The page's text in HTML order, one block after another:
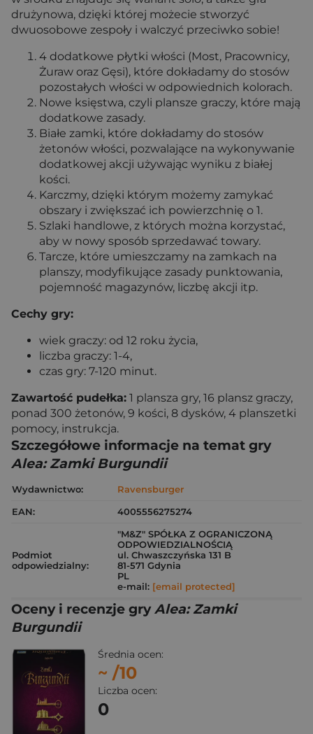
drużynowa, dzięki której możecie stworzyć
dwuosobowe zespoły i walczyć przeciwko sobie!
4 dodatkowe płytki włości (Most, Pracownicy,
Żuraw oraz Gęsi), które dokładamy do stosów
pozostałych włości w odpowiednich kolorach.
Nowe księstwa, czyli plansze graczy, które mają
dodatkowe zasady.
Białe zamki, które dokładamy do stosów
żetonów włości, pozwalające na wykonywanie
dodatkowej akcji używając wyniku z białej
kości.
Karczmy, dzięki którym możemy zamykać
obszary i zwiększać ich powierzchnię o 1.
Szlaki handlowe, z których można korzystać,
aby w nowy sposób sprzedawać towary.
Tarcze, które umieszczamy na zamkach na
planszy, modyfikujące zasady punktowania,
pojemność magazynów, liczbę akcji itp.
Cechy gry:
wiek graczy: od 12 roku życia,
liczba graczy: 1-4,
czas gry: 7-120 minut.
Zawartość pudełka: 1 plansza gry, 16 plansz graczy,
ponad 300 żetonów, 9 kości, 8 dysków, 4 planszetki
pomocy, instrukcja.
Szczegółowe informacje na temat gry
Alea: Zamki Burgundii
Wydawnictwo:
Ravensburger
EAN:
4005556275274
Podmiot
odpowiedzialny:
"M&Z" SPÓŁKA Z OGRANICZONĄ
ODPOWIEDZIALNOŚCIĄ
ul. Chwaszczyńska 131 B
81-571 Gdynia
PL
e-mail: [email protected]
Oceny i recenzje gryAlea: Zamki
Burgundii
Średnia ocen:
~ /10
Liczba ocen:
0